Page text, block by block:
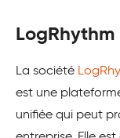
LogRhythm
La société
est une
unifiée qui peut